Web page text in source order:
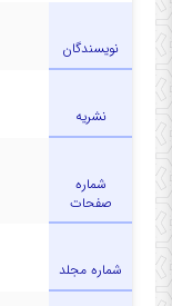
نویسندگان
نشریه
شماره
صفحات
شماره مجلد